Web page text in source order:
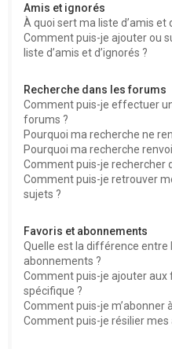
Amis et ignorés
À quoi sert ma liste d’amis et
Comment puis-je ajouter ou
liste d’amis et d’ignorés ?
Recherche dans les forums
Comment puis-je effectuer
forums ?
Pourquoi ma recherche ne
Pourquoi ma recherche
Comment puis-je rechercher
Comment puis-je retrouver
sujets ?
Favoris et abonnements
Quelle est la différence entre
abonnements ?
Comment puis-je ajouter aux
spécifique ?
Comment puis-je m’abonner
Comment puis-je résilier mes